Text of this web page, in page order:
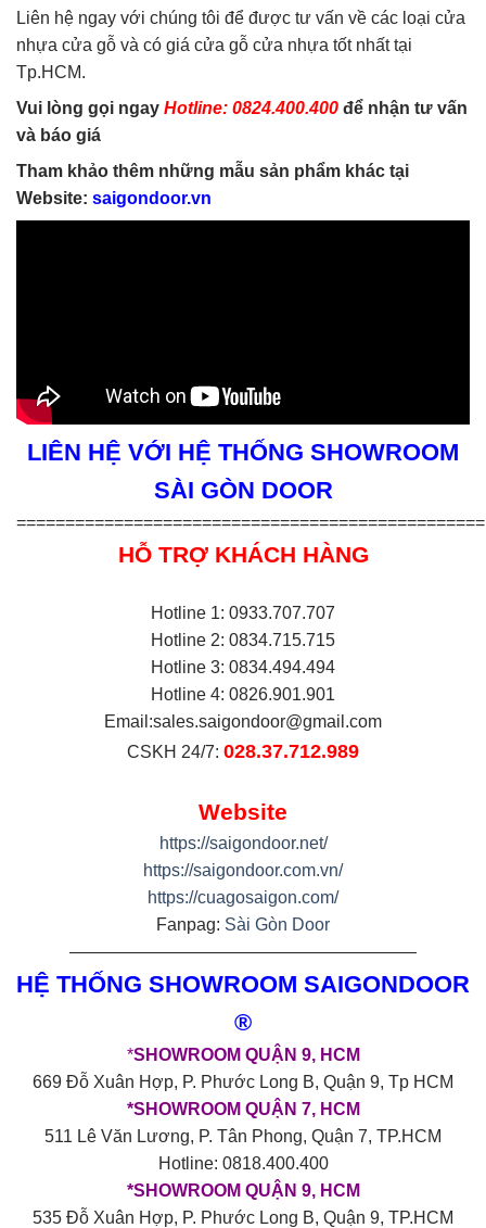
Liên hệ ngay với chúng tôi để được tư vấn về các loại cửa
nhựa cửa gỗ và có giá cửa gỗ cửa nhựa tốt nhất tại
Tp.HCM.
Vui lòng gọi ngay Hotline: 0824.400.400 để nhận tư vấn
và báo giá
Tham khảo thêm những mẫu sản phẩm khác tại
Website: saigondoor.vn
LIÊN HỆ VỚI HỆ THỐNG SHOWROOM
SÀI GÒN DOOR
================================================
HỖ TRỢ KHÁCH HÀNG
Hotline 1: 0933.707.707
Hotline 2: 0834.715.715
Hotline 3: 0834.494.494
Hotline 4: 0826.901.901
Email:sales.saigondoor@gmail.com
CSKH 24/7: 028.37.712.989
Website
https://saigondoor.net/
https://saigondoor.com.vn/
https://cuagosaigon.com/
Fanpag: Sài Gòn Door
————————————————————
HỆ THỐNG SHOWROOM SAIGONDOOR
®
*SHOWROOM QUẬN 9, HCM
669 Đỗ Xuân Hợp, P. Phước Long B, Quận 9, Tp HCM
*SHOWROOM QUẬN 7, HCM
511 Lê Văn Lương, P. Tân Phong, Quận 7, TP.HCM
Hotline: 0818.400.400
*SHOWROOM QUẬN 9, HCM
535 Đỗ Xuân Hợp, P. Phước Long B, Quận 9, TP.HCM